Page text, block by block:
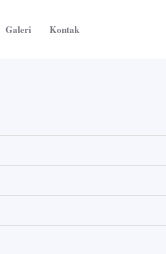
Galeri Kontak